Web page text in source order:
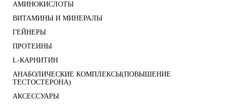
АМИНОКИСЛОТЫ
ВИТАМИНЫ И МИНЕРАЛЫ
ГЕЙНЕРЫ
ПРОТЕИНЫ
L-КАРНИТИН
АНАБОЛИЧЕСКИЕ КОМПЛЕКСЫ(ПОВЫШЕНИЕ
ТЕСТОСТЕРОНА)
АКСЕССУАРЫ